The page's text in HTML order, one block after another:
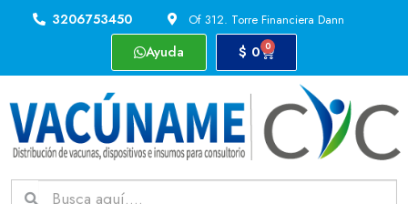
3206753450 Of 312. Torre Financiera Dann
Ayuda $ 0 0